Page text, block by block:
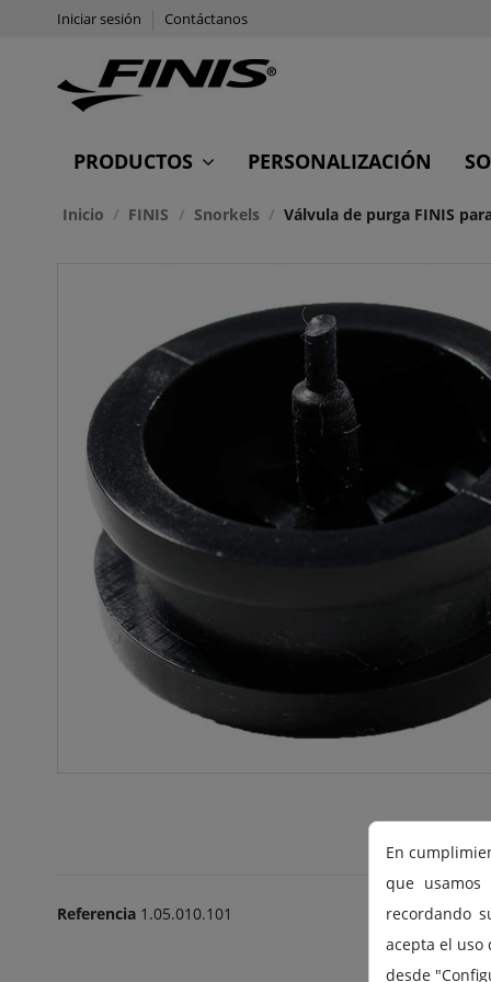
Iniciar sesión Contáctanos
PRODUCTOS PERSONALIZACIÓN
Inicio FINIS Snorkels Válvula de purga FINIS
Referencia 1.05.010.101
En
que
recordando
acepta el uso
desde